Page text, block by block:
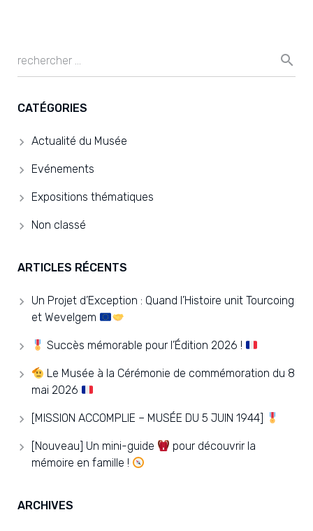
CATÉGORIES
Actualité du Musée
Evénements
Expositions thématiques
Non classé
ARTICLES RÉCENTS
Un Projet d’Exception : Quand l’Histoire unit Tourcoing
et Wevelgem
Succès mémorable pour l’Édition 2026 !
Le Musée à la Cérémonie de commémoration du 8
mai 2026
[MISSION ACCOMPLIE – MUSÉE DU 5 JUIN 1944]
[Nouveau] Un mini-guide
pour découvrir la
mémoire en famille !
ARCHIVES